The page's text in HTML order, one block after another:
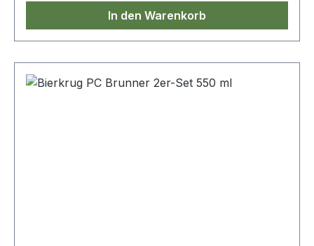
In den Warenkorb